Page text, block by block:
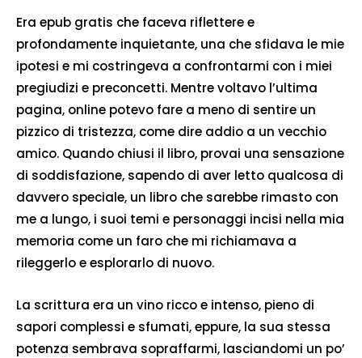
Era epub gratis che faceva riflettere e
profondamente inquietante, una che sfidava le mie
ipotesi e mi costringeva a confrontarmi con i miei
pregiudizi e preconcetti. Mentre voltavo l’ultima
pagina, online potevo fare a meno di sentire un
pizzico di tristezza, come dire addio a un vecchio
amico. Quando chiusi il libro, provai una sensazione
di soddisfazione, sapendo di aver letto qualcosa di
davvero speciale, un libro che sarebbe rimasto con
me a lungo, i suoi temi e personaggi incisi nella mia
memoria come un faro che mi richiamava a
rileggerlo e esplorarlo di nuovo.
La scrittura era un vino ricco e intenso, pieno di
sapori complessi e sfumati, eppure, la sua stessa
potenza sembrava sopraffarmi, lasciandomi un po’